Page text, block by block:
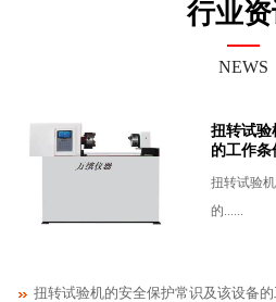
行业
NEWS
扭转试验
的工作条
扭转试验
的......
扭转试验机的安全保护常识及该设备